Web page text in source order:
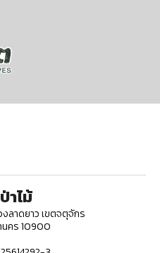
าไม้
ลาดยาว เขตจตุจักร
นคร 10900